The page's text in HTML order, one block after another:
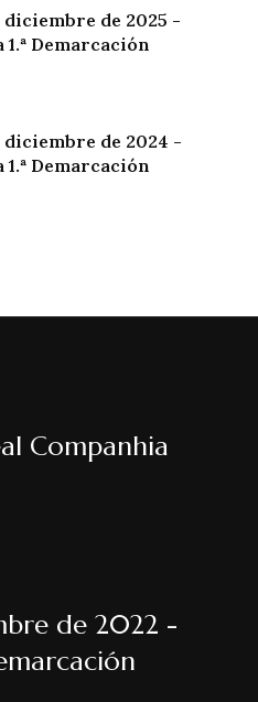
de 2025 -
1.ª Demarcación
de 2024 -
1.ª Demarcación
Companhia
de 2022 -